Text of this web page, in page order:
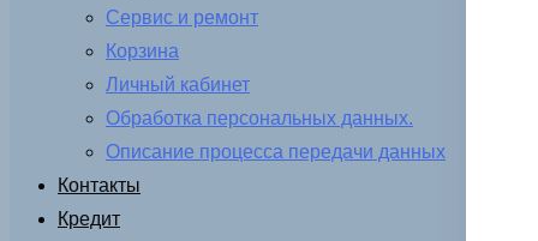
Сервис и ремонт
Корзина
Личный кабинет
Обработка персональных данных.
Описание процесса передачи данных
Контакты
Кредит